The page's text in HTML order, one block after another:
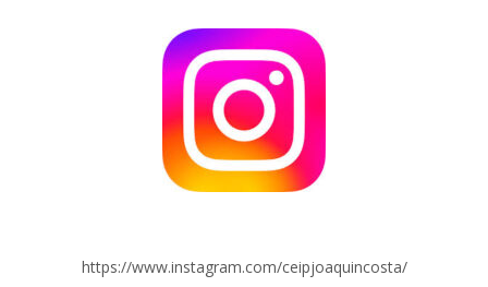
https://www.instagram.com/ceipjoaquincosta/